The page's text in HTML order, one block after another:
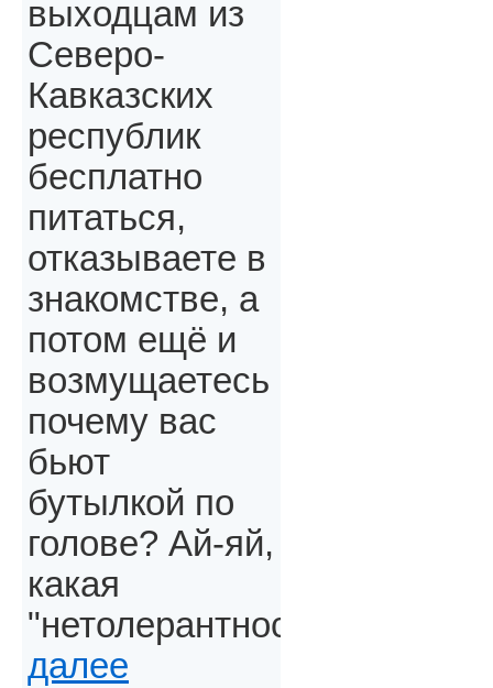
выходцам из
Северо-
Кавказских
республик
бесплатно
питаться,
отказываете в
знакомстве, а
потом ещё и
возмущаетесь
почему вас
бьют
бутылкой по
голове? Ай-яй,
какая
"нетолерантность".
далее